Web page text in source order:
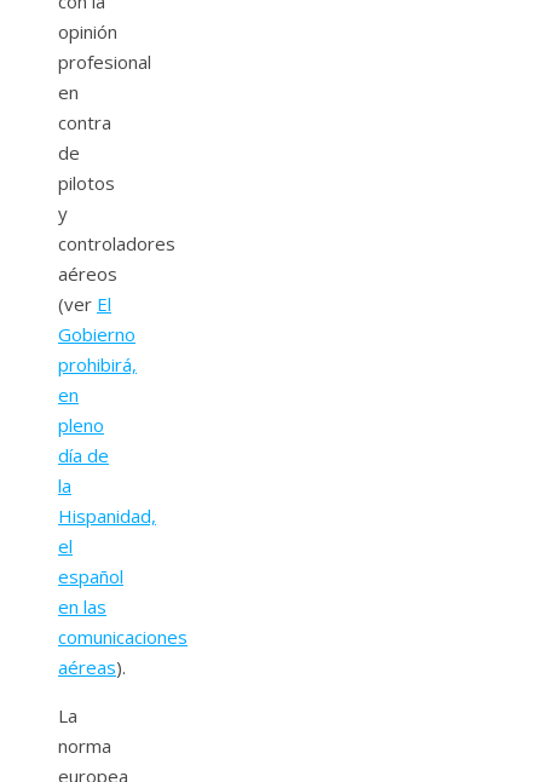
opinión
profesional
en
contra
de
pilotos
y
controladores
aéreos
(ver El
Gobierno
prohibirá,
en
pleno
día de
la
Hispanidad,
el
español
en las
comunicaciones
aéreas).
La
norma
europea